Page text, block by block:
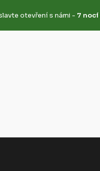
otevření s námi - 7 nocí